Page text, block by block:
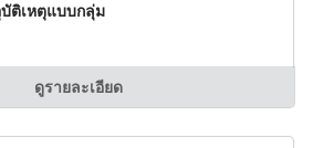
ติเหตุแบบกลุ่ม
ดูรายละเอียด